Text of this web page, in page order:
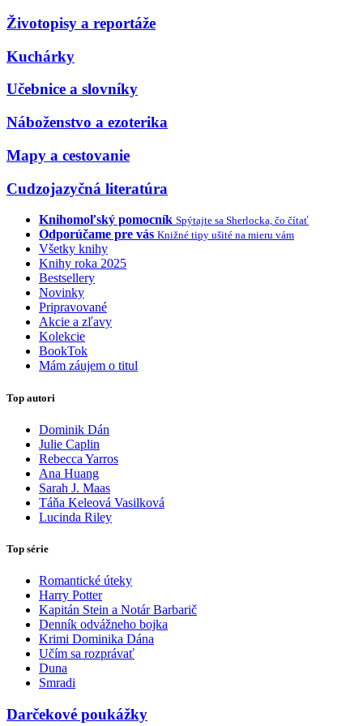
Životopisy a reportáže
Kuchárky
Učebnice a slovníky
Náboženstvo a ezoterika
Mapy a cestovanie
Cudzojazyčná literatúra
Knihomoľský pomocník Spýtajte sa Sherlocka, čo čítať
Odporúčame pre vás Knižné tipy ušité na mieru vám
Všetky knihy
Knihy roka 2025
Bestsellery
Novinky
Pripravované
Akcie a zľavy
Kolekcie
BookTok
Mám záujem o titul
Top autori
Dominik Dán
Julie Caplin
Rebecca Yarros
Ana Huang
Sarah J. Maas
Táňa Keleová Vasilková
Lucinda Riley
Top série
Romantické úteky
Harry Potter
Kapitán Stein a Notár Barbarič
Denník odvážneho bojka
Krimi Dominika Dána
Učím sa rozprávať
Duna
Smradi
Darčekové poukážky